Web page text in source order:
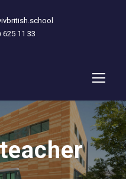
625 11 33